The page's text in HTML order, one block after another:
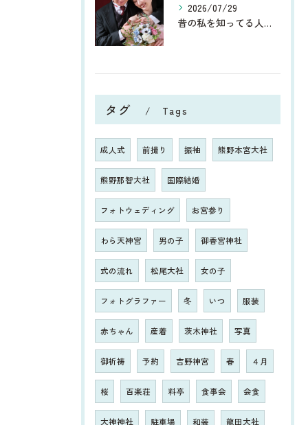
2026/07/29
昔の私を知ってる人からしたら、今、お宮参りや七五三、ウエディ...
タグ Tags
成人式 前撮り 振袖 熊野本宮大社
熊野那智大社 国際結婚
フォトウェディング お宮参り
わら天神宮 男の子 御香宮神社
式の流れ 松尾大社 女の子
フォトグラファー 冬 いつ 服装
赤ちゃん 産着 茨木神社 写真
御祈祷 予約 吉野神宮 春 ４月
桜 百楽荘 料亭 食事会 会食
大神神社 駐車場 和装 龍田大社